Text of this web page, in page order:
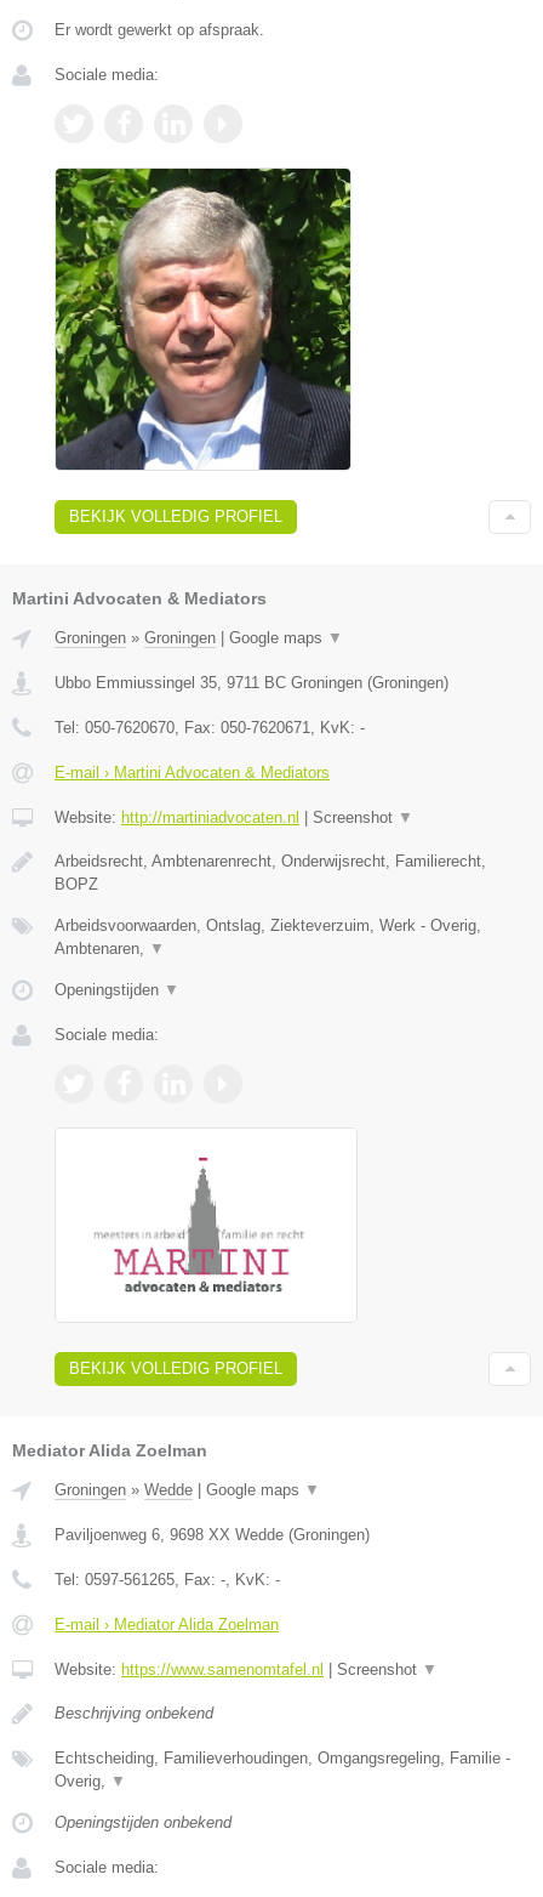
Er wordt gewerkt op afspraak.
Sociale media:
BEKIJK VOLLEDIG PROFIEL
Martini Advocaten & Mediators
Groningen » Groningen Google maps ▼
Ubbo Emmiussingel 35 9711 BC Groningen (Groningen)
Tel: 050-7620670 , Fax: 050-7620671 , KvK: -
E-mail › Martini Advocaten & Mediators
Website: http://martiniadvocaten.nl Screenshot ▼
Arbeidsrecht, Ambtenarenrecht, Onderwijsrecht, Familierecht,
BOPZ
Arbeidsvoorwaarden, Ontslag, Ziekteverzuim, Werk - Overig,
Ambtenaren,
▼
Openingstijden ▼
Sociale media:
BEKIJK VOLLEDIG PROFIEL
Mediator Alida Zoelman
Groningen » Wedde | Google maps ▼
Paviljoenweg 6 9698 XX Wedde (Groningen)
Tel: 0597-561265 , Fax: - , KvK: -
E-mail › Mediator Alida Zoelman
Website: https://www.samenomtafel.nl | Screenshot ▼
Beschrijving onbekend
Echtscheiding, Familieverhoudingen, Omgangsregeling, Familie -
Overig,
▼
Openingstijden onbekend
Sociale media: